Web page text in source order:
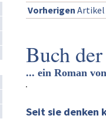
Vorherigen Artikel
Buch
... ein Roman
Seit sie denken